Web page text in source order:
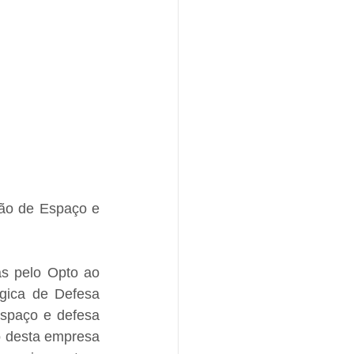
de Espaço e
pelo Opto ao
de Defesa
e defesa
desta empresa